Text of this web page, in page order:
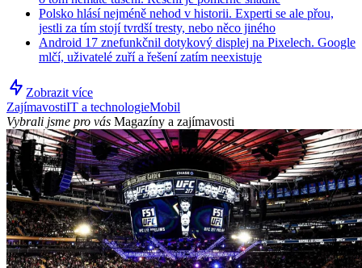
Polsko hlásí nejméně nehod v historii. Experti se ale přou,
jestli za tím stojí tvrdší tresty, nebo něco jiného
Android 17 znefunkčnil dotykový displej na Pixelech. Google
mlčí, uživatelé zuří a řešení zatím neexistuje
Zobrazit více
ZajímavostiIT a technologieMobil
Vybrali jsme pro vás Magazíny a zajímavosti